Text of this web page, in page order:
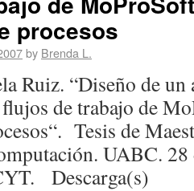
procesos
by Brenda L.
Ruiz. “Diseño de un
de trabajo de
Tesis de
UABC.
Descarga(s)